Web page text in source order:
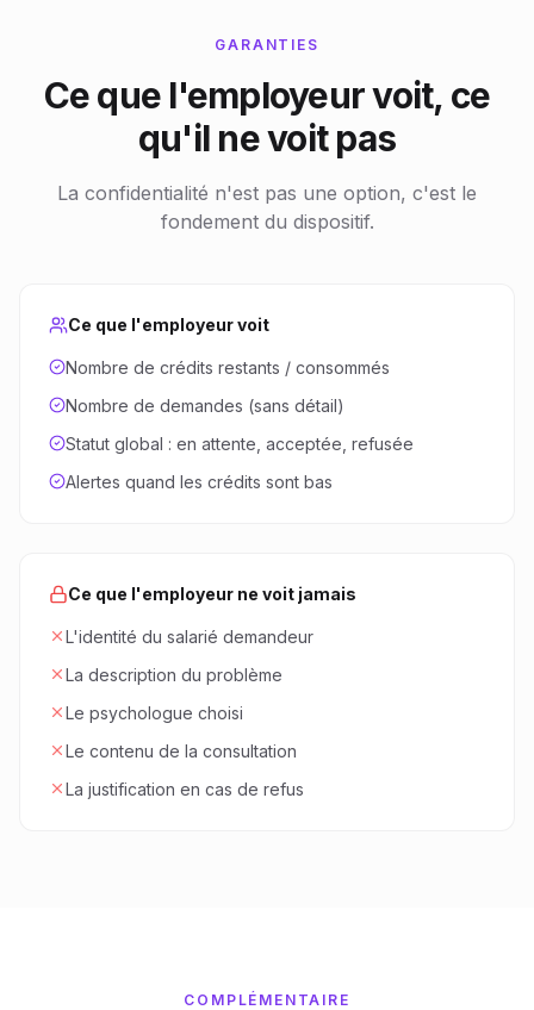
GARANTIES
Ce que l'employeur voit, ce
qu'il ne voit pas
La confidentialité n'est pas une option, c'est le
fondement du dispositif.
Ce que l'employeur voit
Nombre de crédits restants / consommés
Nombre de demandes (sans détail)
Statut global : en attente, acceptée, refusée
Alertes quand les crédits sont bas
Ce que l'employeur ne voit jamais
L'identité du salarié demandeur
La description du problème
Le psychologue choisi
Le contenu de la consultation
La justification en cas de refus
COMPLÉMENTAIRE